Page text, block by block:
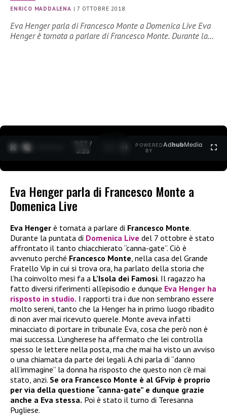
ENRICO MADDALENA |7 OTTOBRE 2018
Eva Henger parla di Francesco Monte a Domenica Live Eva
Henger è tornata a parlare di Francesco Monte. Durante la…
0:27 /
3:35
POWERED
BY
AdhubMedia
Eva Henger parla di Francesco Monte a
Domenica Live
Eva Henger è tornata a parlare di Francesco Monte.
Durante la puntata di Domenica Live del 7 ottobre è stato
affrontato il tanto chiacchierato “canna-gate”. Ciò è
avvenuto perché Francesco Monte, nella casa del Grande
Fratello Vip in cui si trova ora, ha parlato della storia che
l’ha coinvolto mesi fa a L’Isola dei Famosi. Il ragazzo ha
fatto diversi riferimenti all’episodio e dunque Eva Henger ha
risposto in studio. I rapporti tra i due non sembrano essere
molto sereni, tanto che la Henger ha in primo luogo ribadito
di non aver mai ricevuto querele. Monte aveva infatti
minacciato di portare in tribunale Eva, cosa che però non è
mai successa. L’ungherese ha affermato che lei controlla
spesso le lettere nella posta, ma che mai ha visto un avviso
o una chiamata da parte dei legali. A chi parla di “danno
all’immagine” la donna ha risposto che questo non c’è mai
stato, anzi. Se ora Francesco Monte è al GFvip è proprio
per via della questione “canna-gate” e dunque grazie
anche a Eva stessa. Poi è stato il turno di Teresanna
Pugliese.